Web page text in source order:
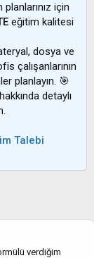
planlarınız için
eğitim kalitesi
dosya ve
çalışanlarının
planlayın. 🎯
detaylı
Talebi
verdiğim